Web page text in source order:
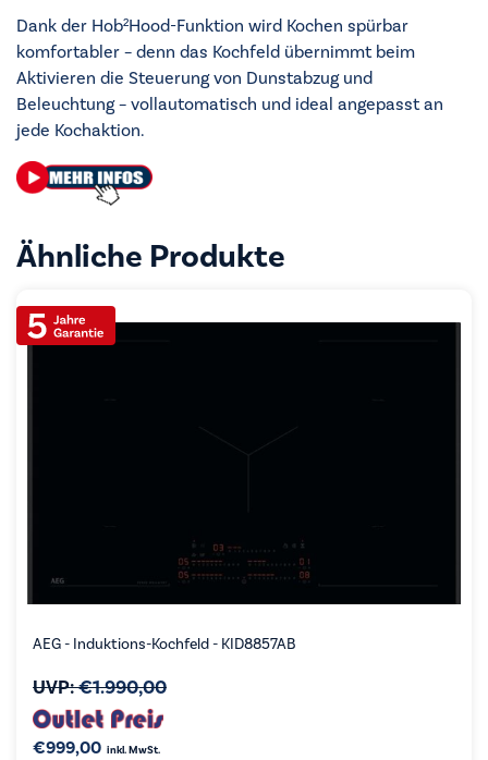
Dank der Hob²Hood-Funktion wird Kochen spürbar
komfortabler – denn das Kochfeld übernimmt beim
Aktivieren die Steuerung von Dunstabzug und
Beleuchtung – vollautomatisch und ideal angepasst an
jede Kochaktion.
Ähnliche Produkte
AEG - Induktions-Kochfeld - KID8857AB
UVP:€1.990,00
€999,00 inkl. MwSt.